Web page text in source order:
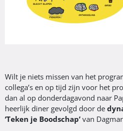
Wilt je niets missen van het
collega’s en op tijd zijn voor het
dan al op donderdagavond naar
heerlijk diner gevolgd door de
‘Teken je Boodschap’ van